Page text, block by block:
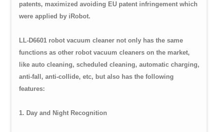
patents, maximized avoiding EU patent infringement which
were applied by iRobot.
LL-D6601 robot vacuum cleaner not only has the same
functions as other robot vacuum cleaners on the market,
like auto cleaning, scheduled cleaning, automatic charging,
anti-fall, anti-collide, etc, but also has the following
features:
1. Day and Night Recognition